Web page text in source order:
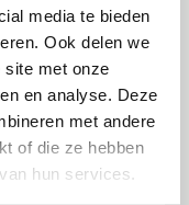
media te bieden
Ook delen we
site met onze
en analyse. Deze
met andere
of die ze hebben
hun services.
op deze
mogelijk is. Dat
de inhoud
P&V
voor de